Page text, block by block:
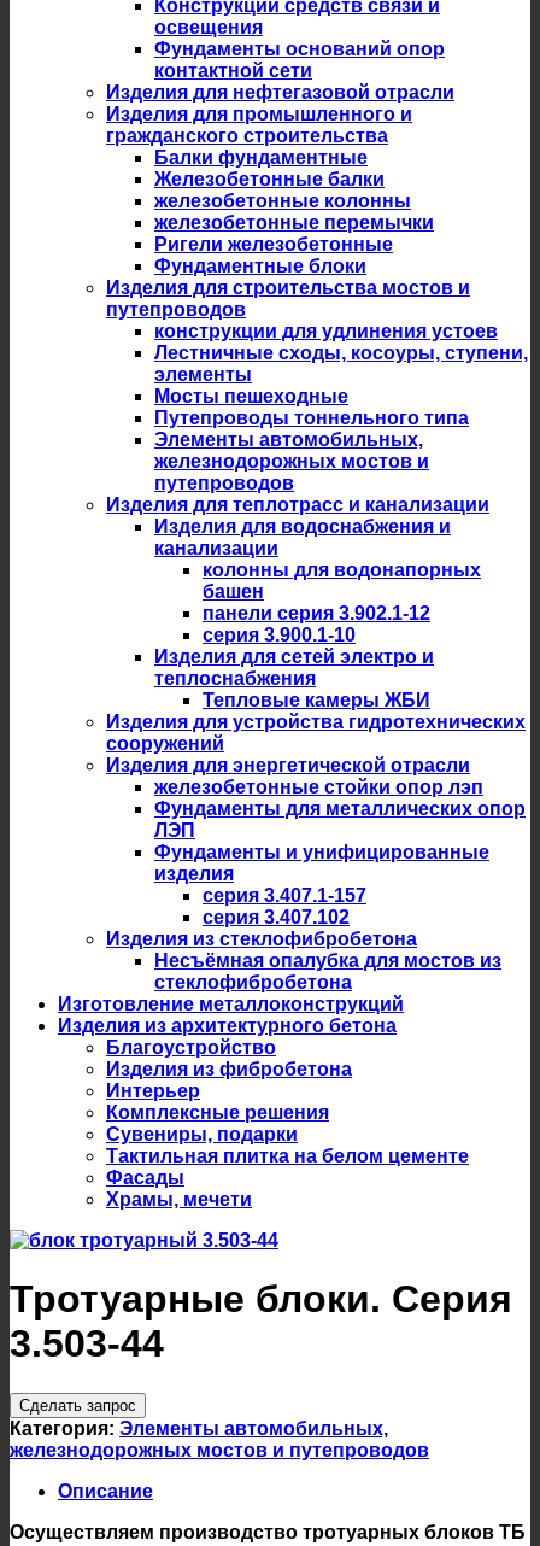
Конструкции средств связи и
освещения
Фундаменты оснований опор
контактной сети
Изделия для нефтегазовой отрасли
Изделия для промышленного и
гражданского строительства
Балки фундаментные
Железобетонные балки
железобетонные колонны
железобетонные перемычки
Ригели железобетонные
Фундаментные блоки
Изделия для строительства мостов и
путепроводов
конструкции для удлинения устоев
Лестничные сходы, косоуры, ступени,
элементы
Мосты пешеходные
Путепроводы тоннельного типа
Элементы автомобильных,
железнодорожных мостов и
путепроводов
Изделия для теплотрасс и канализации
Изделия для водоснабжения и
канализации
колонны для водонапорных
башен
панели серия 3.902.1-12
серия 3.900.1-10
Изделия для сетей электро и
теплоснабжения
Тепловые камеры ЖБИ
Изделия для устройства гидротехнических
сооружений
Изделия для энергетической отрасли
железобетонные стойки опор лэп
Фундаменты для металлических опор
ЛЭП
Фундаменты и унифицированные
изделия
серия 3.407.1-157
серия 3.407.102
Изделия из стеклофибробетона
Несъёмная опалубка для мостов из
стеклофибробетона
Изготовление металлоконструкций
Изделия из архитектурного бетона
Благоустройство
Изделия из фибробетона
Интерьер
Комплексные решения
Сувениры, подарки
Тактильная плитка на белом цементе
Фасады
Храмы, мечети
Тротуарные блоки. Серия
3.503-44
Сделать запрос
Категория: Элементы автомобильных,
железнодорожных мостов и путепроводов
Описание
Осуществляем производство тротуарных блоков ТБ